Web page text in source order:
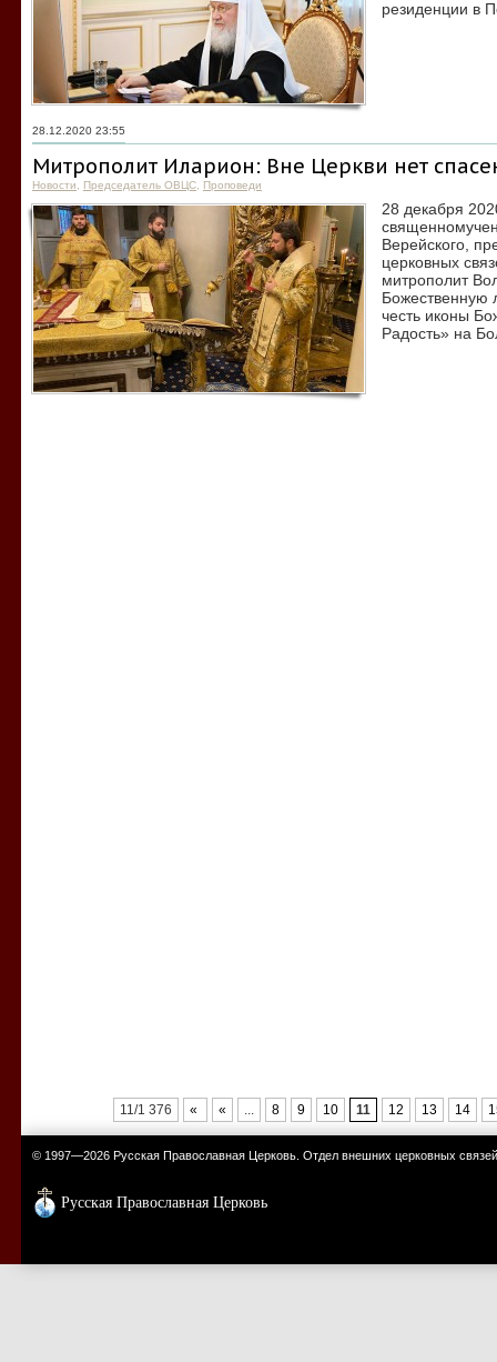
резиденции в
28.12.2020 23:55
Митрополит Иларион: Вне Церкви нет
Новости Председатель ОВЦС Проповеди
28 декабря
Верейского,
церковных
митрополит
Божественную
честь иконы
Радость» на
11/1 376 « « ... 8 9 10 11 12 13 14
© 1997—2026 Русская Православная Церковь. Отдел внешних церковных связей
Русская Православная Церковь